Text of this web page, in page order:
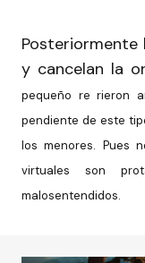
y cancelan la
pequeño re rieron
pendiente de este
los menores. Pues
virtuales son
malosentendidos.